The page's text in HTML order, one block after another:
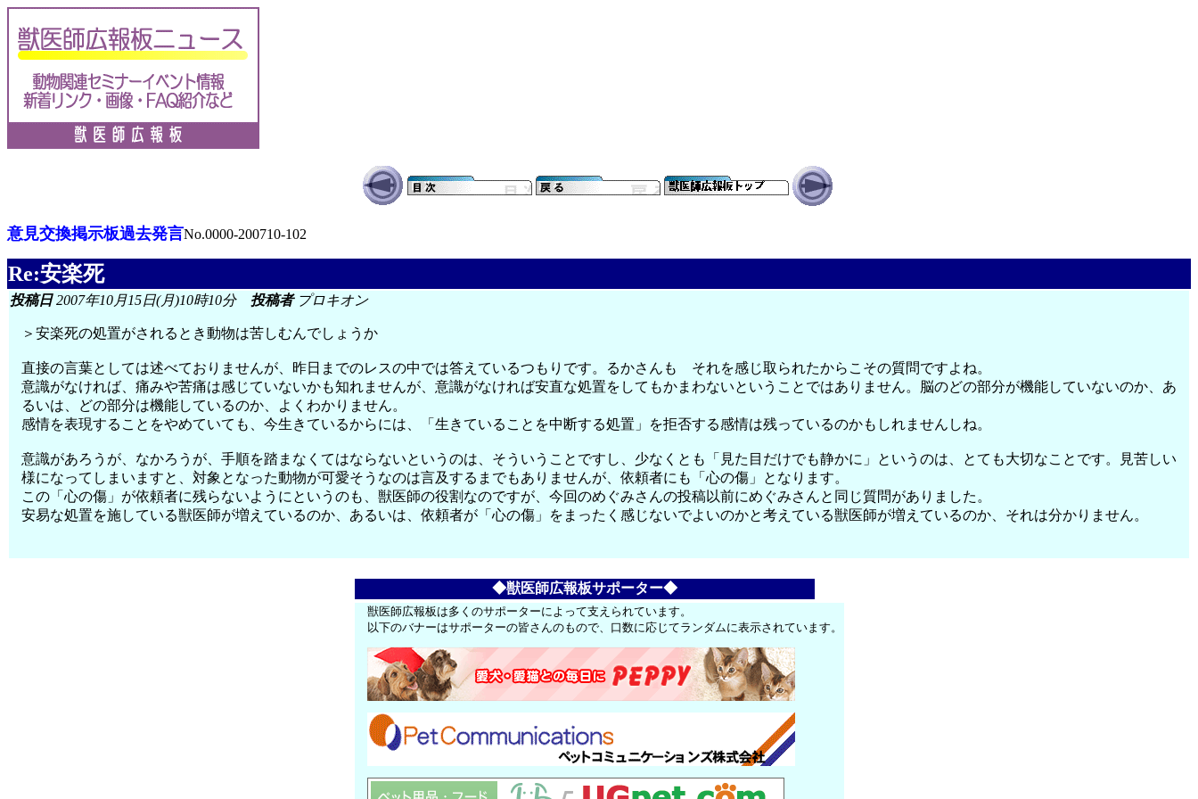
意見交換掲示板過去発言No.0000-200710-102
Re:安楽死
投稿日2007年10月15日(月)10時10分 投稿者プロキオン
＞安楽死の処置がされるとき動物は苦しむんでしょうか
直接の言葉としては述べておりませんが、昨日までのレスの中では答えているつもりです。るかさんも それを感じ取られたからこその質問ですよね。
意識がなければ、痛みや苦痛は感じていないかも知れませんが、意識がなければ安直な処置をしてもかまわないということではありません。脳のどの部分が機能していないのか、あ
るいは、どの部分は機能しているのか、よくわかりません。
感情を表現することをやめていても、今生きているからには、「生きていることを中断する処置」を拒否する感情は残っているのかもしれませんしね。
意識があろうが、なかろうが、手順を踏まなくてはならないというのは、そういうことですし、少なくとも「見た目だけでも静かに」というのは、とても大切なことです。見苦しい
様になってしまいますと、対象となった動物が可愛そうなのは言及するまでもありませんが、依頼者にも「心の傷」となります。
この「心の傷」が依頼者に残らないようにというのも、獣医師の役割なのですが、今回のめぐみさんの投稿以前にめぐみさんと同じ質問がありました。
安易な処置を施している獣医師が増えているのか、あるいは、依頼者が「心の傷」をまったく感じないでよいのかと考えている獣医師が増えているのか、それは分かりません。
◆獣医師広報板サポーター◆
獣医師広報板は多くのサポーターによって支えられています。
以下のバナーはサポーターの皆さんのもので、口数に応じてランダムに表示されています。